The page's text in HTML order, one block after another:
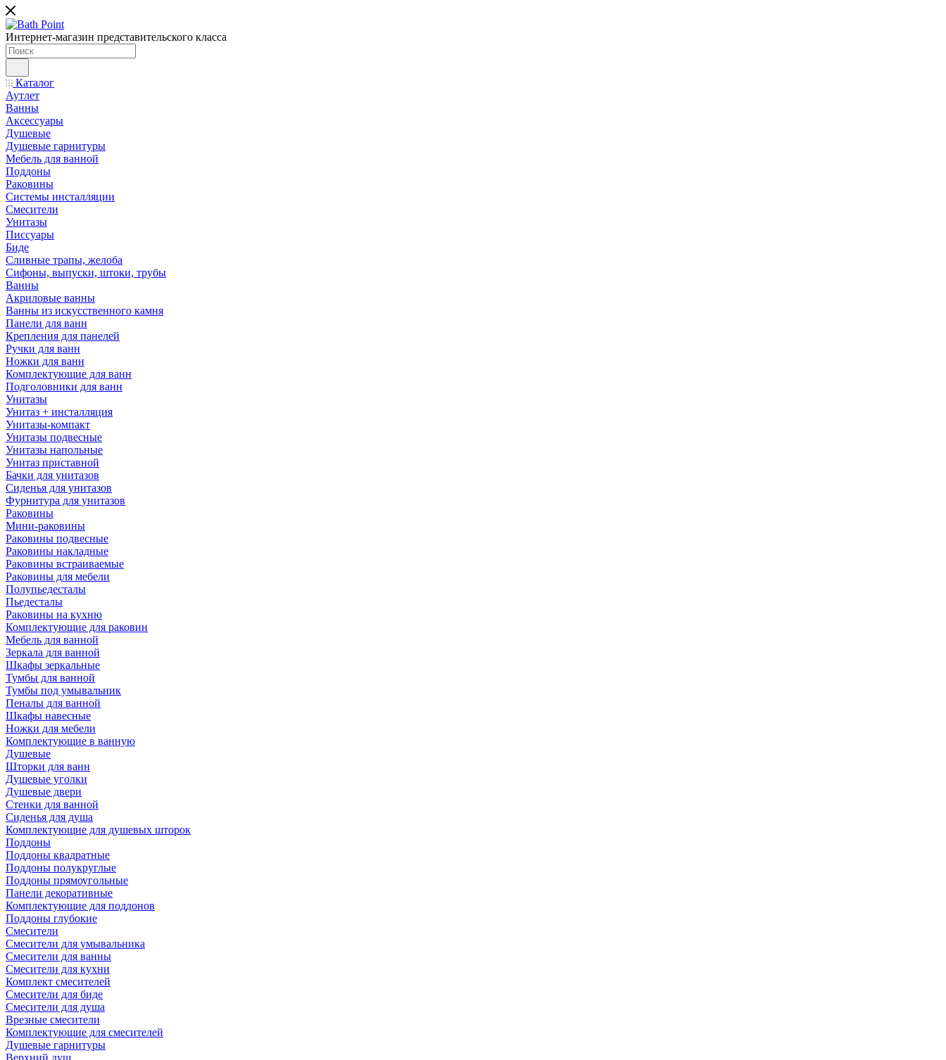
Интернет-магазин представительского класса
Каталог
Аутлет
Ванны
Аксессуары
Душевые
Душевые гарнитуры
Мебель для ванной
Поддоны
Раковины
Системы инсталляции
Смесители
Унитазы
Писсуары
Биде
Сливные трапы, желоба
Сифоны, выпуски, штоки, трубы
Ванны
Акриловые ванны
Ванны из искусственного камня
Панели для ванн
Крепления для панелей
Ручки для ванн
Ножки для ванн
Комплектующие для ванн
Подголовники для ванн
Унитазы
Унитаз + инсталляция
Унитазы-компакт
Унитазы подвесные
Унитазы напольные
Унитаз приставной
Бачки для унитазов
Сиденья для унитазов
Фурнитура для унитазов
Раковины
Мини-раковины
Раковины подвесные
Раковины накладные
Раковины встраиваемые
Раковины для мебели
Полупьедесталы
Пьедесталы
Раковины на кухню
Комплектующие для раковин
Мебель для ванной
Зеркала для ванной
Шкафы зеркальные
Тумбы для ванной
Тумбы под умывальник
Пеналы для ванной
Шкафы навесные
Ножки для мебели
Комплектующие в ванную
Душевые
Шторки для ванн
Душевые уголки
Душевые двери
Стенки для ванной
Сиденья для душа
Комплектующие для душевых шторок
Поддоны
Поддоны квадратные
Поддоны полукруглые
Поддоны прямоугольные
Панели декоративные
Комплектующие для поддонов
Поддоны глубокие
Смесители
Смесители для умывальника
Смесители для ванны
Смесители для кухни
Комплект смесителей
Смесители для биде
Смесители для душа
Врезные смесители
Комплектующие для смесителей
Душевые гарнитуры
Верхний душ